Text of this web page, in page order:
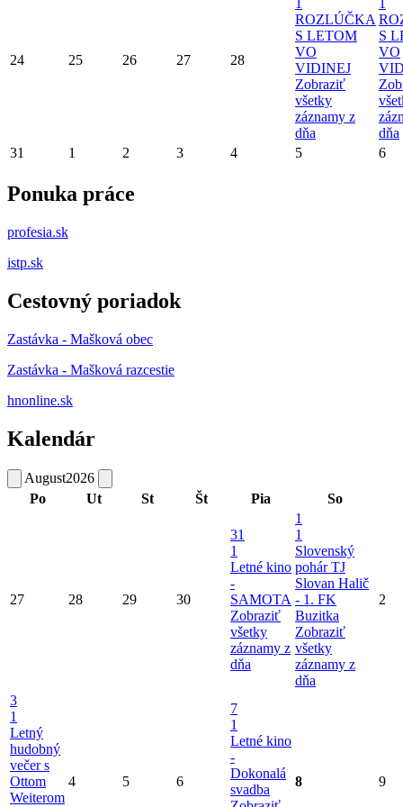
24 25 26 27 28
1
ROZLÚČKA
S LETOM
VO
VIDINEJ
Zobraziť
všetky
záznamy z
dňa
1
S
VO
dňa
31
1 2 3 4 5 6
Ponuka práce
profesia.sk
istp.sk
Cestovný poriadok
Zastávka - Mašková obec
Zastávka - Mašková razcestie
hnonline.sk
Kalendár
August2026
Po
Ut St Št Pia So
27 28 29 30
31
1
Letné kino
-
SAMOTA
Zobraziť
všetky
záznamy z
dňa
1
1
Slovenský
pohár TJ
Slovan Halič
- 1. FK
Buzitka
Zobraziť
všetky
záznamy z
dňa
2
3
1
Letný
hudobný
večer s
Ottom
Weiterom
4 5 6
7
1
Letné kino
-
Dokonalá
svadba
8 9